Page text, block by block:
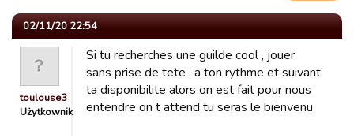
02/11/20 22:54
toulouse3
Użytkownik
Si tu recherches une guilde cool , jouer
sans prise de tete , a ton rythme et suivant
ta disponibilite alors on est fait pour nous
entendre on t attend tu seras le bienvenu